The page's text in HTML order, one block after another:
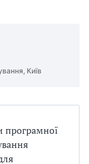
Київ
програмної